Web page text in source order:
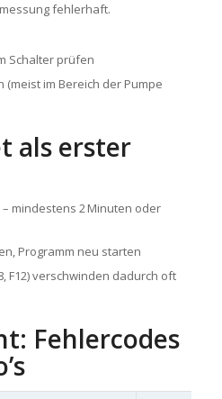
fehlerhaft.
Schalter prüfen
im Bereich der Pumpe
als erster
mindestens 2 Minuten oder
Programm neu starten
F12) verschwinden dadurch oft
Fehlercodes